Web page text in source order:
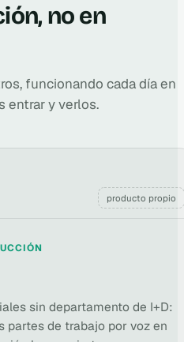
no en
funcionando cada día en
entrar y verlos.
producto propio
sin departamento de I+D:
partes de trabajo por voz en